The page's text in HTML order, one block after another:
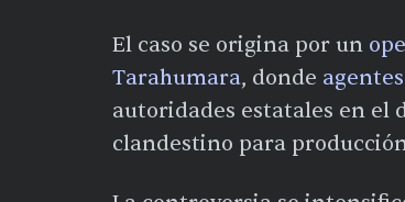
El caso se origina por un
Tarahumara, donde
autoridades estatales en
clandestino para